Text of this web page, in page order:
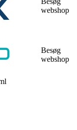
webshop
Besøg
webshop